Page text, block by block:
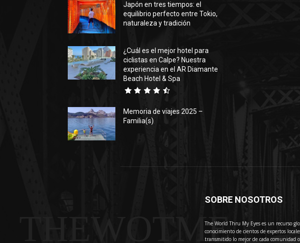
Japón en tres tiempos: el
equilibrio perfecto entre Tokio,
naturaleza y tradición
¿Cuál es el mejor hotel para
ciclistas en Calpe? Nuestra
experiencia en el AR Diamante
Beach Hotel & Spa
Memoria de viajes 2025 –
Familia(s)
THEWOTME
SOBRE NOSOTROS
The World Thru My Eyes es un recurso
conocimiento de cientos de expertos
transmitido lo mejor de cada comunidad